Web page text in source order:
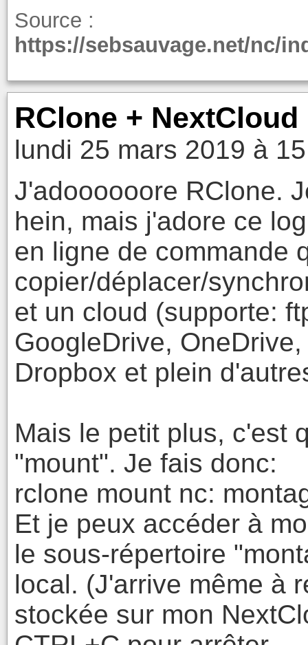
Source :
https://sebsauvage.net/nc/
RClone + NextCloud
lundi 25 mars 2019 à
J'adoooooore RClone.
hein, mais j'adore ce
en ligne de commande
copier/déplacer/
et un cloud (supporte:
GoogleDrive,
Dropbox et plein
Mais le petit plus, c'est
"mount". Je fais donc:
rclone mount nc:
Et je peux accéder à
le sous-répertoire
local. (J'arrive même à
stockée sur mon